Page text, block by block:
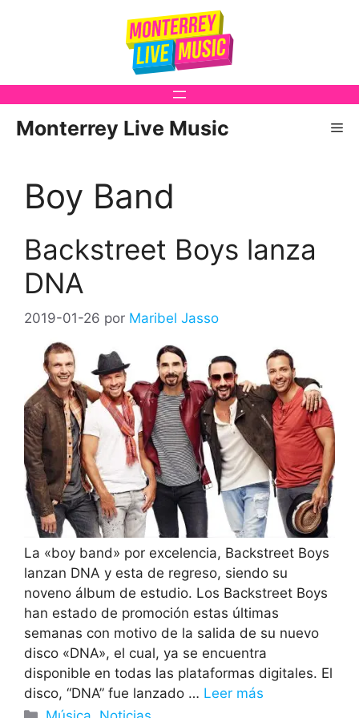
Monterrey Live Music
Boy Band
Backstreet Boys lanza
DNA
2019-01-26 por Maribel Jasso
La «boy band» por excelencia, Backstreet Boys
lanzan DNA y esta de regreso, siendo su
noveno álbum de estudio. Los Backstreet Boys
han estado de promoción estas últimas
semanas con motivo de la salida de su nuevo
disco «DNA», el cual, ya se encuentra
disponible en todas las plataformas digitales. El
disco, “DNA” fue lanzado … Leer más
Categorías